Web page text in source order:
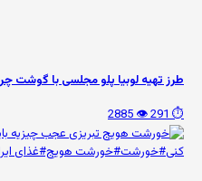
طرز تهیه لوبیا پلو مجلسی با گوشت
⏱️ 291
👁️ 2885